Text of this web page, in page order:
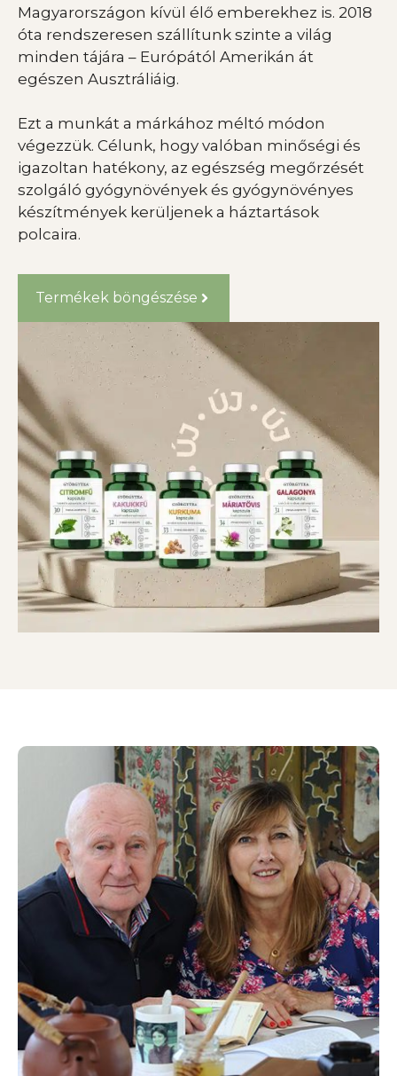
Magyarországon kívül élő emberekhez is. 2018
óta rendszeresen szállítunk szinte a világ
minden tájára – Európától Amerikán át
egészen Ausztráliáig.
Ezt a munkát a márkához méltó módon
végezzük. Célunk, hogy valóban minőségi és
igazoltan hatékony, az egészség megőrzését
szolgáló gyógynövények és gyógynövényes
készítmények kerüljenek a háztartások
polcaira.
Termékek böngészése